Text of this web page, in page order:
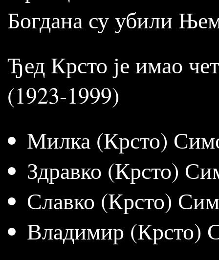
Богдана су убили
Ђед Крсто је имао
(1923-1999)
Милка (Крсто)
Здравко (Крсто)
Славко (Крсто)
Владимир (Крсто)